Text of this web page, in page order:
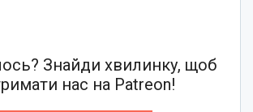
Знайди хвилинку, щоб
нас на Patreon!